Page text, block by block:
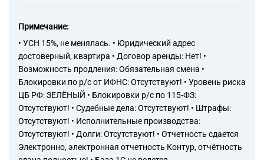
47.24.2 Торговля розничная
кондитерскими изделиями в
специализированных
магазинах
47.24.3 Торговля розничная
мороженым и
замороженными десертами в
специализированных
магазинах
47.25 Торговля розничная
Примечание:
• УСН 15%, не менялась. • Юридический адрес
достоверный, квартира • Договор аренды: Нет! •
Возможность продления: Обязательная смена •
Блокировки по р/с от ИФНС: Отсутствуют! • Уровень риска
ЦБ РФ: ЗЕЛЁНЫЙ • Блокировки р/с по 115-ФЗ:
Отсутствуют! • Судебные дела: Отсутствуют! • Штрафы:
Отсутствуют! • Исполнительные производства:
Отсутствуют! • Долги: Отсутствуют! • Отчетность сдается
Электронно, электронная отчетность Контур, отчётность